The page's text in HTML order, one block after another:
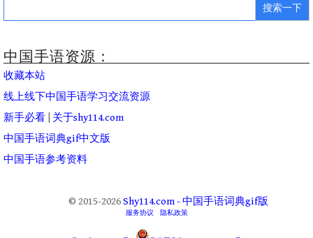
中国手语资源：
收藏本站
线上线下中国手语学习交流资源
新手必看
关于shy114.com
中国手语词典gif中文版
中国手语参考资料
© 2015-2026Shy114.com - 中国手语词典gif版
服务协议 隐私政策